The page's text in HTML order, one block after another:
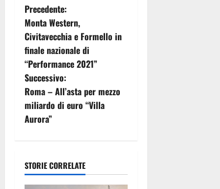
N
a
v
i
g
a
i
o
Precedente:
Monta Western,
Civitavecchia e Formello in
finale nazionale di
“Performance 2021”
Successivo:
Roma – All’asta per mezzo
miliardo di euro “Villa
Aurora”
STORIE CORRELATE